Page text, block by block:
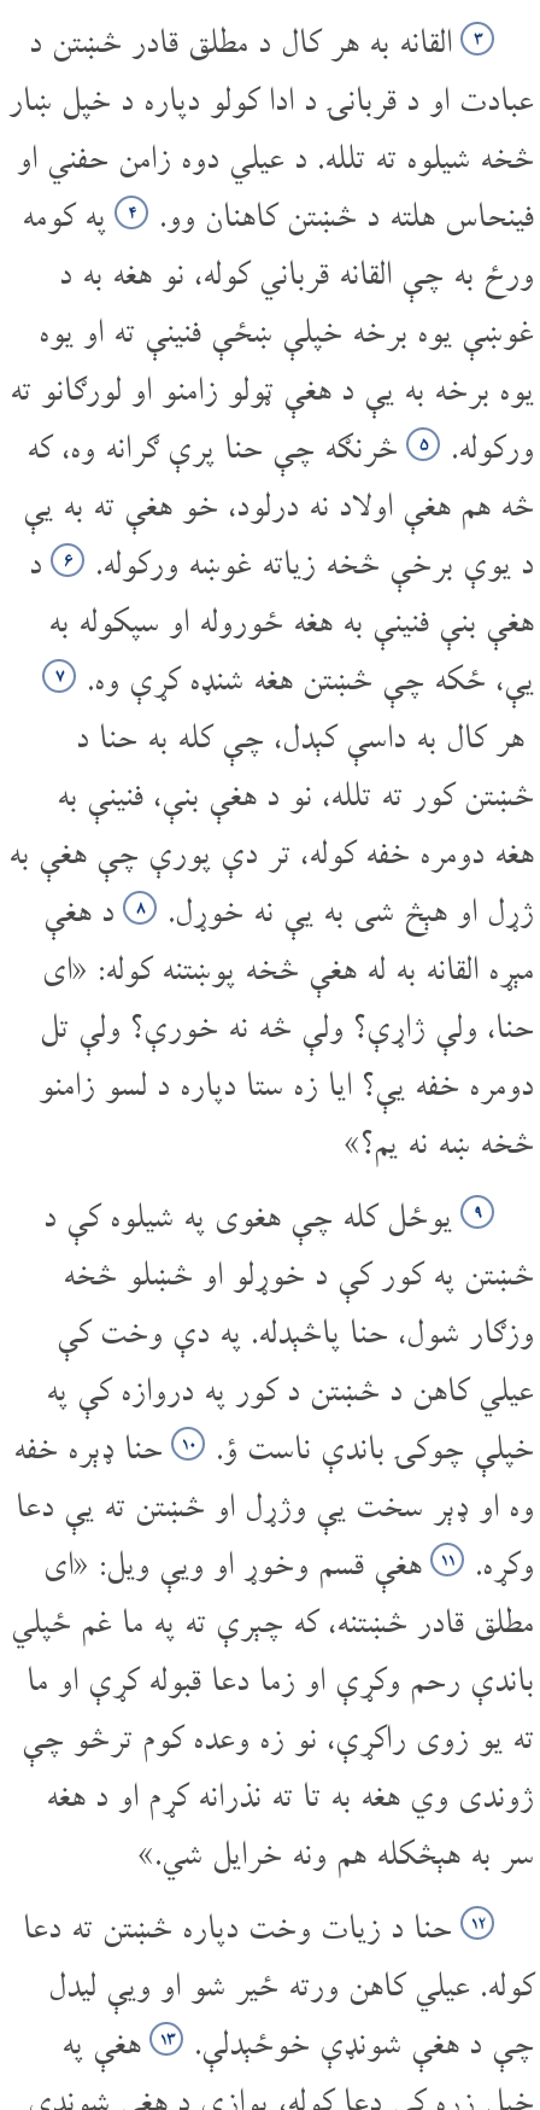
۳ القانه به هر کال د مطلق قادر څښتن د
عبادت او د قربانۍ د ادا کولو دپاره د خپل ښار
څخه شیلوه ته تلله. د عیلي دوه زامن حفني او
فینحاس هلته د څښتن کاهنان وو.
۴ په کومه
ورځ به چې القانه قرباني کوله، نو هغه به د
غوښې یوه برخه خپلې ښځې فنینې ته او یوه
یوه برخه به یې د هغې ټولو زامنو او لورګانو ته
ورکوله.
۵ څرنګه چې حنا پرې ګرانه وه، که
څه هم هغې اولاد نه درلود، خو هغې ته به یې
د یوې برخې څخه زیاته غوښه ورکوله.
۶ د
هغې بنې فنینې به هغه ځوروله او سپکوله به
یې، ځکه چې څښتن هغه شنډه کړې وه.
۷
هر کال به داسې کېدل، چې کله به حنا د
څښتن کور ته تلله، نو د هغې بنې، فنینې به
هغه دومره خفه کوله، تر دې پورې چې هغې به
ژړل او هېڅ شی به یې نه خوړل.
۸ د هغې
مېړه القانه به له هغې څخه پوښتنه کوله: «ای
حنا، ولې ژاړې؟ ولې څه نه خورې؟ ولې تل
دومره خفه یې؟ ایا زه ستا دپاره د لسو زامنو
څخه ښه نه یم؟»
۹ یوځل کله چې هغوی په شیلوه کې د
څښتن په کور کې د خوړلو او څښلو څخه
وزګار شول، حنا پاڅېدله. په دې وخت کې
عیلي کاهن د څښتن د کور په دروازه کې په
خپلې چوکۍ باندې ناست ؤ.
۱۰ حنا ډېره خفه
وه او ډېر سخت یې وژړل او څښتن ته یې دعا
وکړه.
۱۱ هغې قسم وخوړ او ویې ویل: «ای
مطلق قادر څښتنه، که چېرې ته په ما غم ځپلي
باندې رحم وکړې او زما دعا قبوله کړې او ما
ته یو زوی راکړې، نو زه وعده کوم ترڅو چې
ژوندی وي هغه به تا ته نذرانه کړم او د هغه
سر به هېڅکله هم ونه خرایل شي.»
۱۲ حنا د زیات وخت دپاره څښتن ته دعا
کوله. عیلي کاهن ورته ځیر شو او ویې لیدل
چې د هغې شونډې خوځېدلې.
۱۳ هغې په